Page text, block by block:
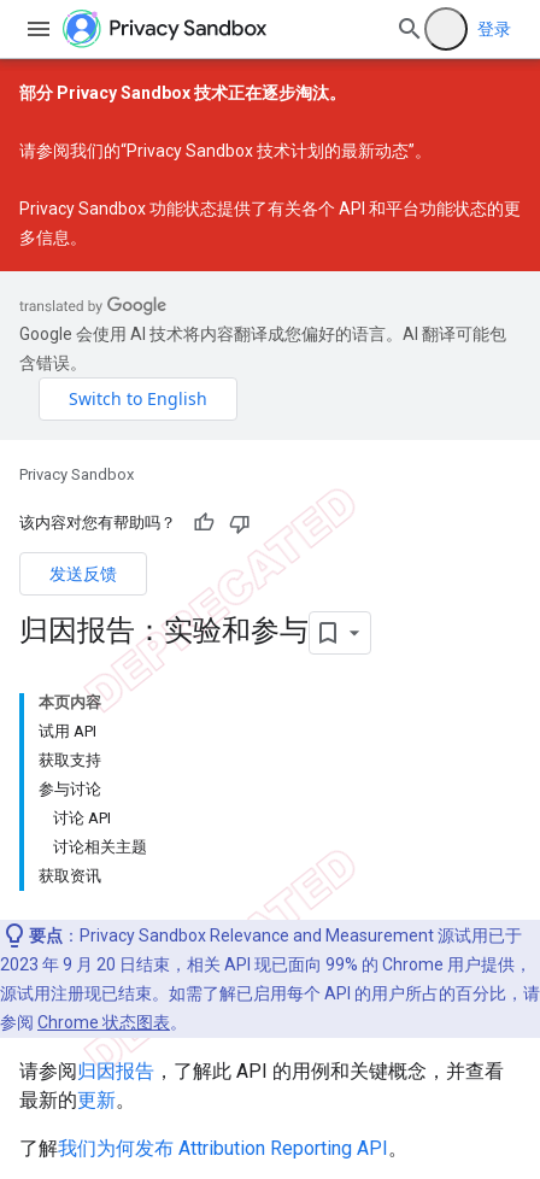
登录
部分 Privacy Sandbox 技术正在逐步淘汰。
请参阅我们的“Privacy Sandbox 技术计划的最新动态”。
Privacy Sandbox 功能状态提供了有关各个 API 和平台功能状态的更
多信息。
Google 会使用 AI 技术将内容翻译成您偏好的语言。AI 翻译可能包
含错误。
Privacy Sandbox
该内容对您有帮助吗？
发送反馈
归因报告：实验和参与
本页内容
试用 API
获取支持
参与讨论
讨论 API
讨论相关主题
获取资讯
要点 ：Privacy Sandbox Relevance and Measurement 源试用已于
2023 年 9 月 20 日结束，相关 API 现已面向 99% 的 Chrome 用户提供，
源试用注册现已结束。如需了解已启用每个 API 的用户所占的百分比，请
参阅 Chrome 状态图表。
请参阅归因报告 ，了解此 API 的用例和关键概念，并查看
最新的更新。
了解我们为何发布 Attribution Reporting API。